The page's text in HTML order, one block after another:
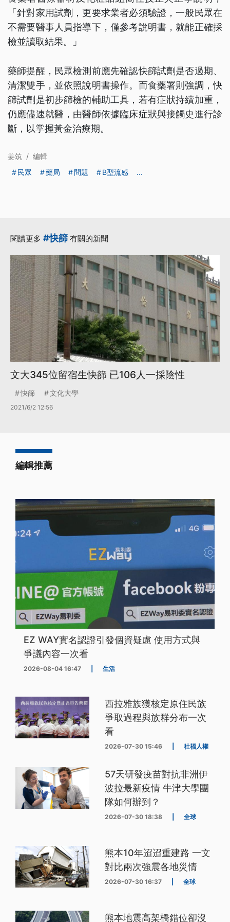
「針對家用試劑，更要求業者必須驗證，一般民眾在
不需要醫事人員指導下，僅參考說明書，就能正確採
檢並讀取結果。」
藥師提醒，民眾檢測前應先確認快篩試劑是否過期、
清潔雙手，並依照說明書操作。而食藥署則強調，快
篩試劑是初步篩檢的輔助工具，若有症狀持續加重，
仍應儘速就醫，由醫師依據臨床症狀與接觸史進行診
斷，以掌握黃金治療期。
姜筑 / 編輯
民眾
藥局 問題 B型流感 ...
閱讀更多 #快篩 有關的新聞
文大345位留宿生快篩 已106人一採陰性
快篩 文化大學
2021/6/2 12:56
編輯推薦
EZ WAY實名認證引發個資疑慮 使用方式與
爭議內容一次看
2026-08-04 16:47 生活
西拉雅族獲核定原住民族
爭取過程與族群分布一次
看
2026-07-30 15:46 社福人權
57天研發疫苗對抗非洲伊
波拉最新疫情 牛津大學團
隊如何辦到？
2026-07-30 18:38 全球
熊本10年迢迢重建路 一文
對比兩次強震各地災情
2026-07-30 16:37 全球
熊本地震高架橋錯位卻沒